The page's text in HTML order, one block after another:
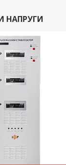
НАПРУГИ